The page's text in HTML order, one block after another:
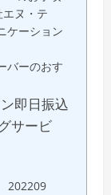
ヌ・テ
ケーション
バーのおす
即日振込
サービ
202209